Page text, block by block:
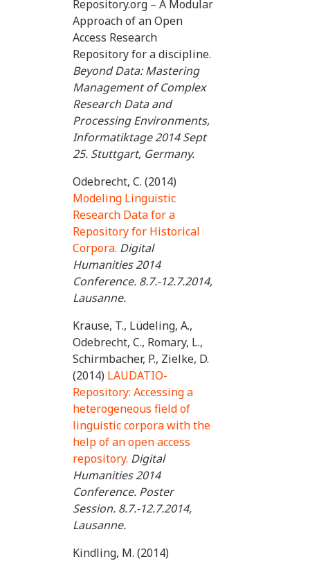
Repository.org – A Modular
Approach of an Open
Access Research
Repository for a discipline.
Beyond Data: Mastering
Management of Complex
Research Data and
Processing Environments,
Informatiktage 2014 Sept
25. Stuttgart, Germany.
Odebrecht, C. (2014)
Modeling Linguistic
Research Data for a
Repository for Historical
Corpora. Digital
Humanities 2014
Conference. 8.7.-12.7.2014,
Lausanne.
Krause, T., Lüdeling, A.,
Odebrecht, C., Romary, L.,
Schirmbacher, P., Zielke, D.
(2014) LAUDATIO-
Repository: Accessing a
heterogeneous field of
linguistic corpora with the
help of an open access
repository. Digital
Humanities 2014
Conference. Poster
Session. 8.7.-12.7.2014,
Lausanne.
Kindling, M. (2014)